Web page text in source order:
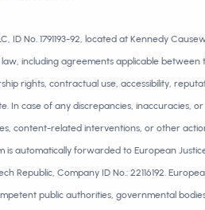
No. 1791193-92, located at Kennedy
including agreements applicable
rights, contractual use, accessibility,
In case of any discrepancies, inaccuracies,
content-related interventions, or other
forwarded to European
Company ID No.: 22116192.
public authorities, governmental